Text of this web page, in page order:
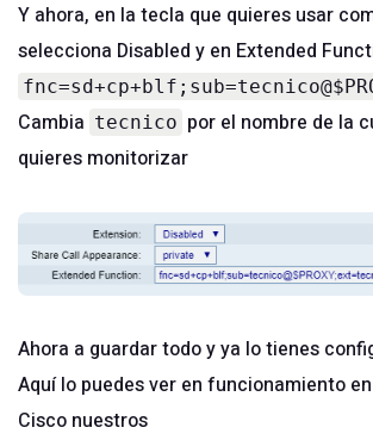
Y ahora, en la tecla que quieres usar
selecciona Disabled y en Extended
Cambia tecnico por el nombre de la
quieres monitorizar
Ahora a guardar todo y ya lo tienes
Aquí lo puedes ver en funcionamiento en
Cisco nuestros